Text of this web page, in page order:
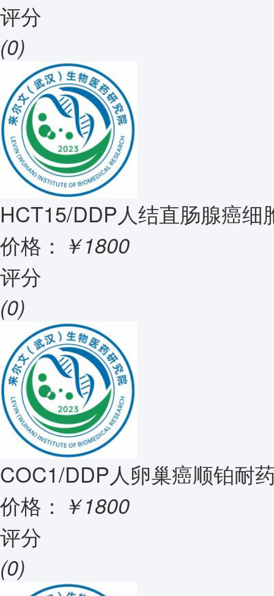
评分
(0)
HCT15/DDP人结直肠腺癌细
价格： ￥1800
评分
(0)
COC1/DDP人卵巢癌顺铂耐
价格： ￥1800
评分
(0)